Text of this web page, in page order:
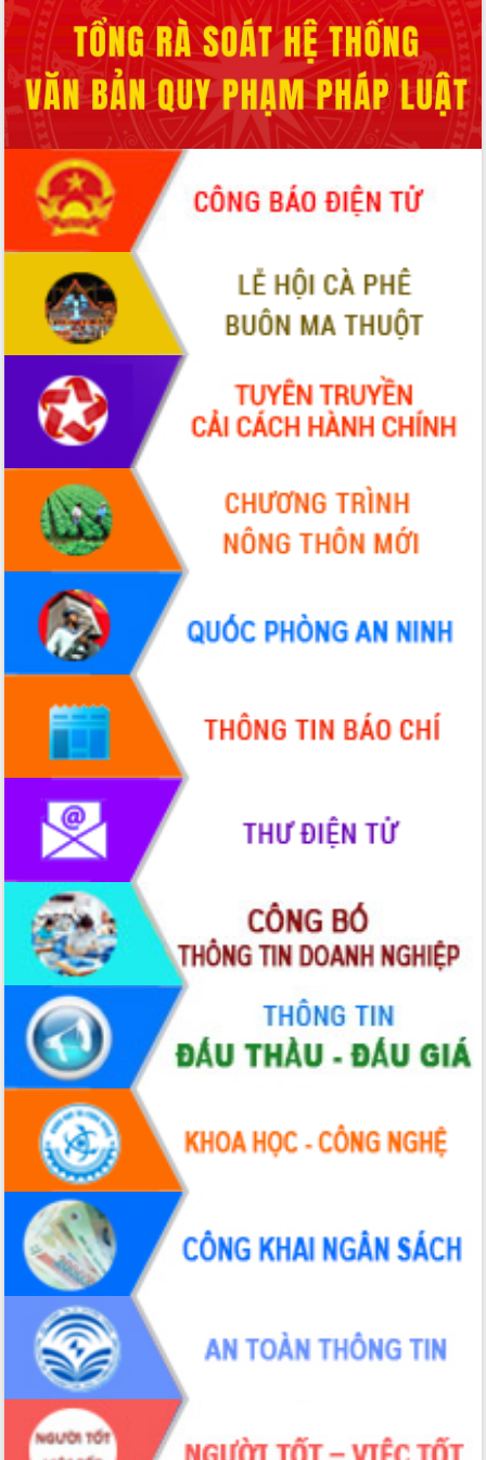
Hòn Yến phát triển du lịch gắn với bảo
tồn biển
Lấy ý kiến điều chỉnh Quy hoạch tỉnh
Đắk Lắk thời kỳ 2021-2030, tầm nhìn
đến năm 2050
Phát động chiến dịch 30 ngày đêm
giải phóng mặt bằng Tuyến đường bộ
ven biển
Đắk Lắk nỗ lực thúc đẩy tăng trưởng
kinh tế từ 10% trở lên trong Quý
II/2026
Đắk Lắk ký kết thỏa thuận hợp tác về
chuyển đổi số giai đoạn 2026 – 2030
với Tập đoàn Bưu chính Viễn thông
Việt Nam
Thứ trưởng Bộ Y tế làm việc với tỉnh
Đắk Lắk về phát triển nhân lực y tế
cho trạm y tế cấp xã
Du lịch Đắk Lắk nâng tầm trải nghiệm
du khách thông qua Hệ thống cơ sở dữ
liệu và Bản đồ số
Tập huấn ứng dụng trí tuệ nhân tạo (AI)
trong thương mại điện tử năm 2026
Đoàn đại biểu Quốc hội tỉnh Đắk Lắk
trao đổi thông tin trước Kỳ họp thứ
nhất, Quốc hội khóa XVI
Quyết liệt cải cách hành chính, khơi
thông nguồn lực phát triển
Nâng cao hiệu lực, hiệu quả HĐND
tỉnh thông qua hiện đại hóa hành chính
Xã Ea Phê gắn cải cách hành chính với
chuyển đổi số
Phó Chủ tịch Thường trực UBND tỉnh
Hồ Thị Nguyên Thảo làm việc tại Trung
tâm Phục vụ hành chính công xã Ea
Xây dựng nền hành chính số đồng
hành cùng nông dân dân, doanh nghiệp
Giai đoạn 2026-2030, Đắk Lắk phấn
đấu có 77% xã đạt chuẩn nông thôn
mới
Chuyển đổi số 'mở đường' cho nông
nghiệp Đắk Lắk tăng trưởng bứt phá
Triển khai đồng bộ đo đạc, lập hồ sơ
địa chính, hoàn thiện cơ sở dữ liệu đất
đai
Ứng dụng sinh trắc học - Bước tiến
trong hành trình chuyển đổi số tại Đắk
Lắk
Đắk Lắk nâng cao hiệu quả công tác
Đảng từ Sổ tay đảng viên điện tử
Đắk Lắk đẩy mạnh nuôi biển công
nghệ, hướng tới phát triển thủy sản
bền vững
Tập huấn nâng cao năng lực triển khai
chuyển đổi số cho cán bộ, công chức
cấp xã
Đắk Lắk phát động hưởng ứng Ngày
Quyền của người tiêu dùng Việt Nam
2026
Đẩy mạnh cải cách hành chính, quyết
tâm đạt được mục tiêu tăng trưởng